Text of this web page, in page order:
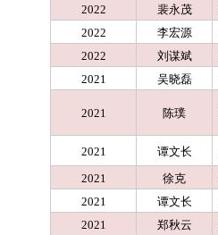
2022
裴永茂
2022
李宏源
2022
刘谋斌
2021
吴晓磊
2021 陈璞
2021
谭文长
2021
徐克
2021
谭文长
2021
郑秋云